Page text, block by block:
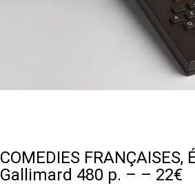
COMEDIES
Gallimard 480 p. – – 22€